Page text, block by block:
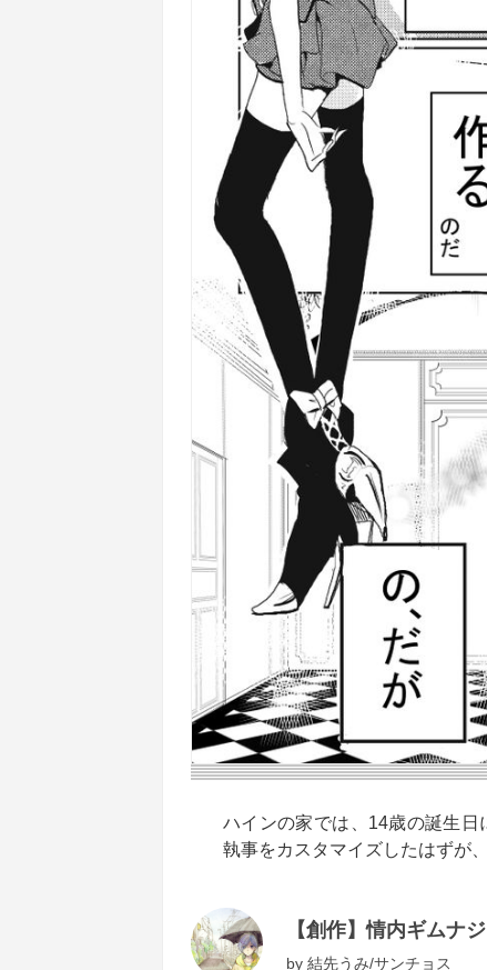
ハインの家では、14歳の誕生
執事をカスタマイズしたはず
【創作】情内ギムナ
by 結先うみ/サンチョス